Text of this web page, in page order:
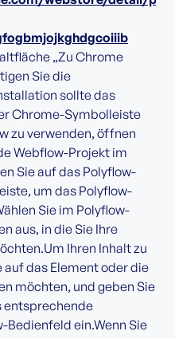
„Zu Chrome
Sie die
sollte das
Chrome-Symbolleiste
zu verwenden, öffnen
Webflow-Projekt im
Sie auf das Polyflow-
um das Polyflow-
Sie im Polyflow-
aus, in die Sie Ihre
Ihren Inhalt zu
auf das Element oder die
möchten, und geben Sie
entsprechende
ein.Wenn Sie